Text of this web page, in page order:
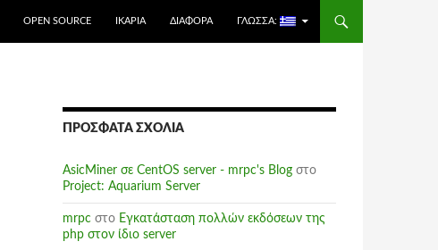
OPEN SOURCE ΙΚΑΡΊΑ ΔΙΆΦΟΡΑ ΓΛΏΣΣΑ:
ΠΡΌΣΦΑΤΑ ΣΧΌΛΙΑ
AsicMiner σε CentOS server - mrpc's Blog στο
Project: Aquarium Server
mrpc στο Εγκατάσταση πολλών εκδόσεων της
php στον ίδιο server